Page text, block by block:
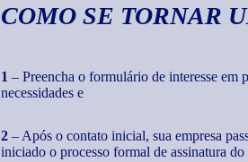
COMO SE TORNAR
1 – Preencha o formulário de interesse em
necessidades e
2 – Após o contato inicial, sua empresa
iniciado o processo formal de assinatura